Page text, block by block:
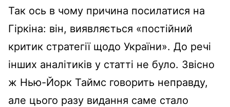
Так ось в чому причина посилатися на
Гіркіна: він, виявляється «постійний
критик стратегії щодо України». До речі
інших аналітиків у статті не було. Звісно
ж Нью-Йорк Таймс говорить неправду,
але цього разу видання саме стало